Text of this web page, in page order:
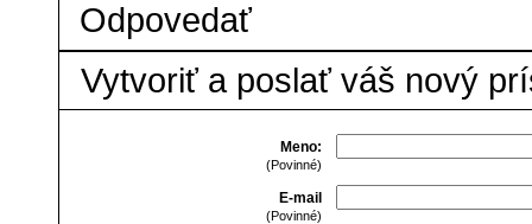
Odpovedať
Vytvoriť a poslať váš nový
Meno:
(Povinné)
E-mail
(Povinné)